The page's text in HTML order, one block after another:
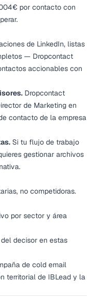
por contacto con
de LinkedIn, listas
— Dropcontact
accionables con
Dropcontact
de Marketing en
contacto de la empresa
Si tu flujo de trabajo
gestionar archivos
no competidoras.
por sector y área
decisor en estas
de cold email
territorial de IBLead y la